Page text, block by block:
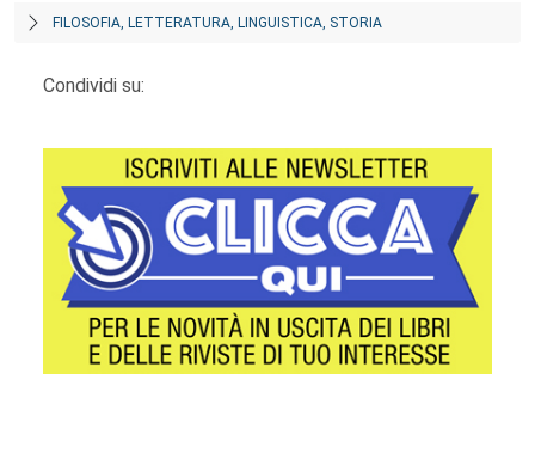
FILOSOFIA, LETTERATURA, LINGUISTICA, STORIA
Condividi su: